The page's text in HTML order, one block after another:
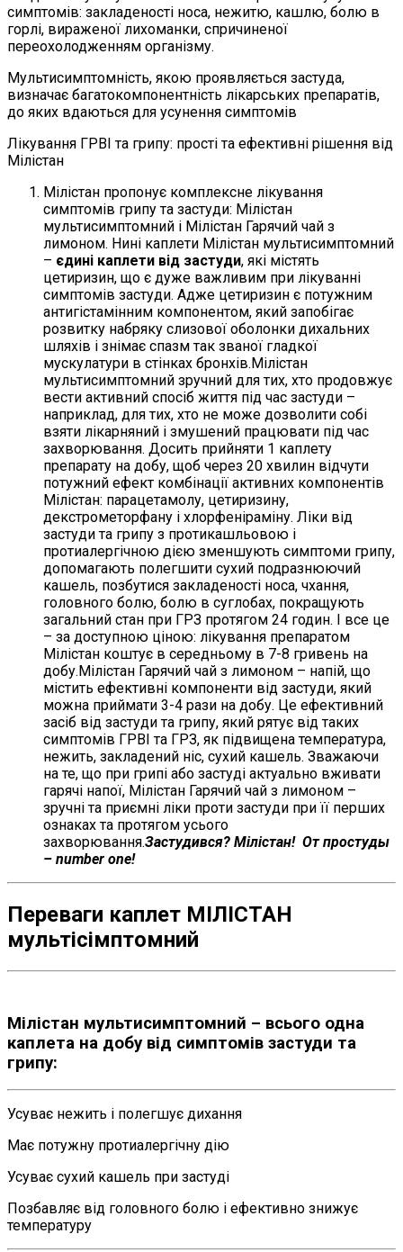
симптомів: закладеності носа, нежитю, кашлю, болю в
горлі, вираженої лихоманки, спричиненої
переохолодженням організму.
Мультисимптомність, якою проявляється застуда,
визначає багатокомпонентність лікарських препаратів,
до яких вдаються для усунення симптомів
Лікування ГРВІ та грипу: прості та ефективні рішення від
Мілістан
Мілістан пропонує комплексне лікування
симптомів грипу та застуди: Мілістан
мультисимптомний і Мілістан Гарячий чай з
лимоном. Нині каплети Мілістан мультисимптомний
– єдині каплети від застуди, які містять
цетиризин, що є дуже важливим при лікуванні
симптомів застуди. Адже цетиризин є потужним
антигістамінним компонентом, який запобігає
розвитку набряку слизової оболонки дихальних
шляхів і знімає спазм так званої гладкої
мускулатури в стінках бронхів.Мілістан
мультисимптомний зручний для тих, хто продовжує
вести активний спосіб життя під час застуди –
наприклад, для тих, хто не може дозволити собі
взяти лікарняний і змушений працювати під час
захворювання. Досить прийняти 1 каплету
препарату на добу, щоб через 20 хвилин відчути
потужний ефект комбінації активних компонентів
Мілістан: парацетамолу, цетиризину,
декстрометорфану і хлорфеніраміну. Ліки від
застуди та грипу з протикашльовою і
протиалергічною дією зменшують симптоми грипу,
допомагають полегшити сухий подразнюючий
кашель, позбутися закладеності носа, чхання,
головного болю, болю в суглобах, покращують
загальний стан при ГРЗ протягом 24 годин. І все це
– за доступною ціною: лікування препаратом
Мілістан коштує в середньому в 7-8 гривень на
добу.Мілістан Гарячий чай з лимоном – напій, що
містить ефективні компоненти від застуди, який
можна приймати 3-4 рази на добу. Це ефективний
засіб від застуди та грипу, який рятує від таких
симптомів ГРВІ та ГРЗ, як підвищена температура,
нежить, закладений ніс, сухий кашель. Зважаючи
на те, що при грипі або застуді актуально вживати
гарячі напої, Мілістан Гарячий чай з лимоном –
зручні та приємні ліки проти застуди при її перших
ознаках та протягом усього
захворювання.Застудився? Мілістан! От простуды
– number one!
Переваги каплет МІЛІСТАН
мультісімптомний
Мілістан мультисимптомний – всього одна
каплета на добу від симптомів застуди та
грипу:
Усуває нежить і полегшує дихання
Має потужну протиалергічну дію
Усуває сухий кашель при застуді
Позбавляє від головного болю і ефективно знижує
температуру